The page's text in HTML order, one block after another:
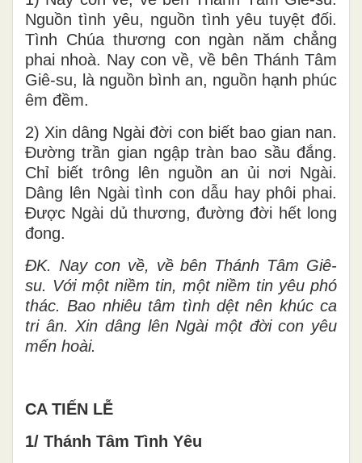
Nguồn tình yêu, nguồn tình yêu tuyệt đối.
Tình Chúa thương con ngàn năm chẳng
phai nhoà. Nay con về, về bên Thánh Tâm
Giê-su, là nguồn bình an, nguồn hạnh phúc
êm đềm.
2) Xin dâng Ngài đời con biết bao gian nan.
Đường trần gian ngập tràn bao sầu đắng.
Chỉ biết trông lên nguồn an ủi nơi Ngài.
Dâng lên Ngài tình con dẫu hay phôi phai.
Được Ngài dủ thương, đường đời hết long
đong.
ĐK. Nay con về, về bên Thánh Tâm Giê-
su. Với một niềm tin, một niềm tin yêu phó
thác. Bao nhiêu tâm tình dệt nên khúc ca
tri ân. Xin dâng lên Ngài một đời con yêu
mến hoài.
CA TIẾN LỄ
1/ Thánh Tâm Tình Yêu